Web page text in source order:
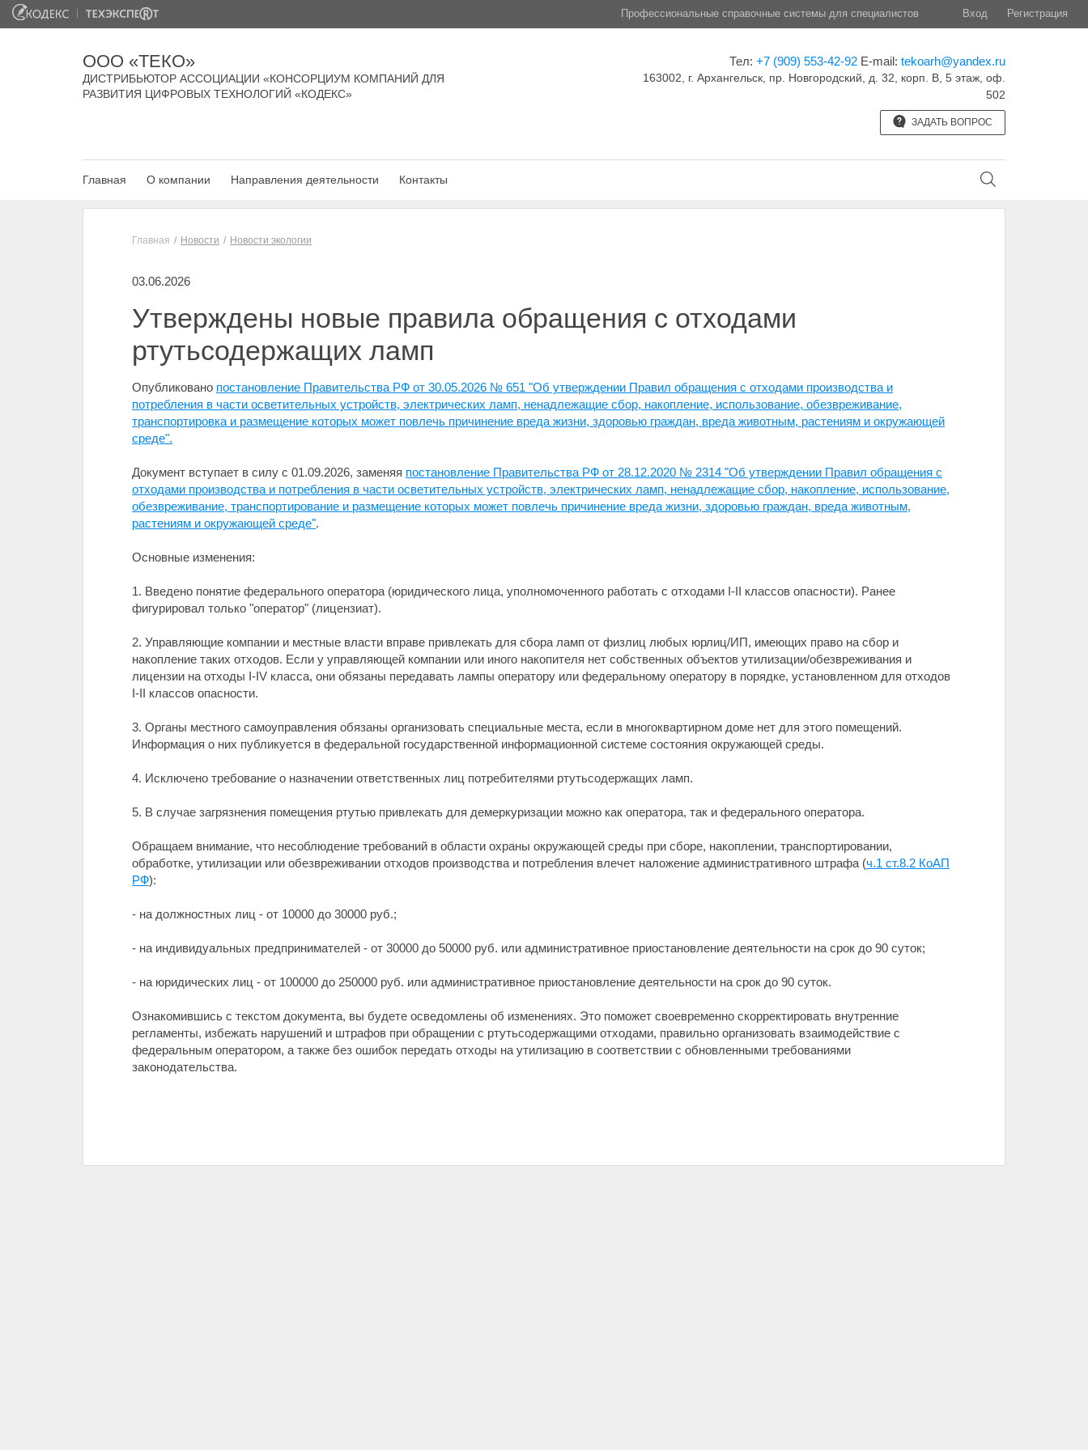
Профессиональные справочные системы для специалистов Вход Регистрация
ООО «ТЕКО»
ДИСТРИБЬЮТОР АССОЦИАЦИИ «КОНСОРЦИУМ КОМПАНИЙ ДЛЯ
РАЗВИТИЯ ЦИФРОВЫХ ТЕХНОЛОГИЙ «КОДЕКС»
Тел: +7 (909) 553-42-92 E-mail: tekoarh@yandex.ru
163002, г. Архангельск, пр. Новгородский, д. 32, корп. B, 5 этаж, оф.
502
ЗАДАТЬ ВОПРОС
Главная О компании Направления деятельности Контакты
Главная Новости Новости экологии
03.06.2026
Утверждены новые правила обращения с отходами
ртутьсодержащих ламп
Опубликовано постановление Правительства РФ от 30.05.2026 № 651 "Об утверждении Правил обращения с отходами производства и
потребления в части осветительных устройств, электрических ламп, ненадлежащие сбор, накопление, использование, обезвреживание,
транспортировка и размещение которых может повлечь причинение вреда жизни, здоровью граждан, вреда животным, растениям и окружающей
среде".
Документ вступает в силу с 01.09.2026, заменяя постановление Правительства РФ от 28.12.2020 № 2314 "Об утверждении Правил обращения с
отходами производства и потребления в части осветительных устройств, электрических ламп, ненадлежащие сбор, накопление, использование,
обезвреживание, транспортирование и размещение которых может повлечь причинение вреда жизни, здоровью граждан, вреда животным,
растениям и окружающей среде".
Основные изменения:
1. Введено понятие федерального оператора (юридического лица, уполномоченного работать с отходами I-II классов опасности). Ранее
фигурировал только "оператор" (лицензиат).
2. Управляющие компании и местные власти вправе привлекать для сбора ламп от физлиц любых юрлиц/ИП, имеющих право на сбор и
накопление таких отходов. Если у управляющей компании или иного накопителя нет собственных объектов утилизации/обезвреживания и
лицензии на отходы I-IV класса, они обязаны передавать лампы оператору или федеральному оператору в порядке, установленном для отходов
I-II классов опасности.
3. Органы местного самоуправления обязаны организовать специальные места, если в многоквартирном доме нет для этого помещений.
Информация о них публикуется в федеральной государственной информационной системе состояния окружающей среды.
4. Исключено требование о назначении ответственных лиц потребителями ртутьсодержащих ламп.
5. В случае загрязнения помещения ртутью привлекать для демеркуризации можно как оператора, так и федерального оператора.
Обращаем внимание, что несоблюдение требований в области охраны окружающей среды при сборе, накоплении, транспортировании,
обработке, утилизации или обезвреживании отходов производства и потребления влечет наложение административного штрафа (ч.1 ст.8.2 КоАП
РФ):
- на должностных лиц - от 10000 до 30000 руб.;
- на индивидуальных предпринимателей - от 30000 до 50000 руб. или административное приостановление деятельности на срок до 90 суток;
- на юридических лиц - от 100000 до 250000 руб. или административное приостановление деятельности на срок до 90 суток.
Ознакомившись с текстом документа, вы будете осведомлены об изменениях. Это поможет своевременно скорректировать внутренние
регламенты, избежать нарушений и штрафов при обращении с ртутьсодержащими отходами, правильно организовать взаимодействие с
федеральным оператором, а также без ошибок передать отходы на утилизацию в соответствии с обновленными требованиями
законодательства.